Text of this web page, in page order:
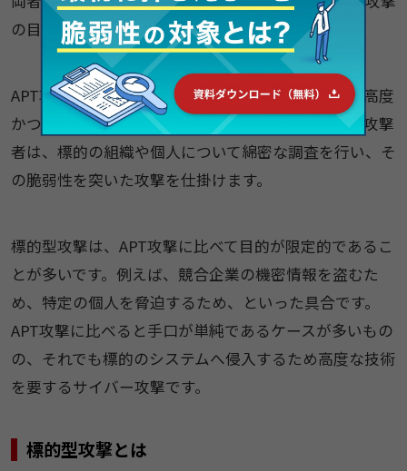
の目的」などがあげられます。
APT攻撃は「大規模な機密情報」を盗むため、より高度
かつ持続的に準備・攻撃が行われる点が特徴です。攻撃
者は、標的の組織や個人について綿密な調査を行い、そ
の脆弱性を突いた攻撃を仕掛けます。
標的型攻撃は、APT攻撃に比べて目的が限定的であるこ
とが多いです。例えば、競合企業の機密情報を盗むた
め、特定の個人を脅迫するため、といった具合です。
APT攻撃に比べると手口が単純であるケースが多いもの
の、それでも標的のシステムへ侵入するため高度な技術
を要するサイバー攻撃です。
標的型攻撃とは